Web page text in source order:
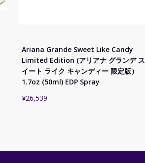
Ariana Grande Sweet Like Candy
Limited Edition (アリアナ グランデ ス
イート ライク キャンディー 限定版）
1.7oz (50ml) EDP Spray
¥26,539